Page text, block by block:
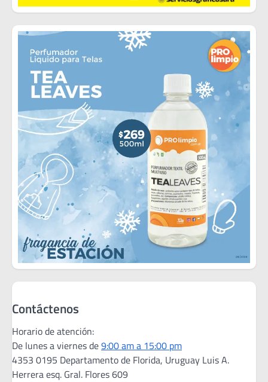
Contáctenos
Horario de atención:
De lunes a viernes de9:00 am a 15:00 pm
4353 0195 Departamento de Florida, Uruguay Luis A.
Herrera esq. Gral. Flores 609